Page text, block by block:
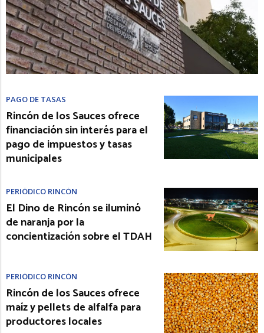
PAGO DE TASAS
Rincón de los Sauces ofrece
financiación sin interés para el
pago de impuestos y tasas
municipales
PERIÓDICO RINCÓN
El Dino de Rincón se iluminó
de naranja por la
concientización sobre el TDAH
PERIÓDICO RINCÓN
Rincón de los Sauces ofrece
maíz y pellets de alfalfa para
productores locales